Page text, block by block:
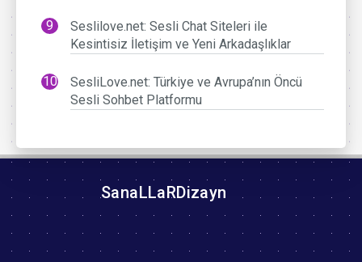
Seslilove.net: Sesli Chat Siteleri ile
Kesintisiz İletişim ve Yeni Arkadaşlıklar
SesliLove.net: Türkiye ve Avrupa’nın Öncü
Sesli Sohbet Platformu
SanaLLaRDizayn